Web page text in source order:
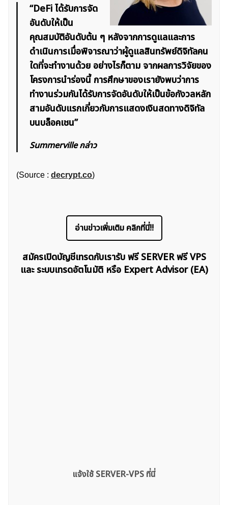
ค้นหา
สำหรับ:
“DeFi ได้รับการจัด
อันดับให้เป็น
คุณสมบัติอันดับต้น ๆ หลังจากการดูแลและการ
ดำเนินการเมื่อพิจารณาว่าผู้ดูแลสินทรัพย์ดิจิทัลคน
ใดที่จะทำงานด้วย อย่างไรก็ตาม จากผลการวิจัยของ
โครงการนำร่องนี้ การศึกษาของเรายังพบว่าการ
ทำงานร่วมกันได้รับการจัดอันดับให้เป็นข้อกังวลหลัก
สามอันดับแรกเกี่ยวกับการแสดงเงินสดทางดิจิทัล
บนบล็อคเชน”
Summerville กล่าว
(Source : decrypt.co)
อ่านข่าวเพิ่มเติม คลิกที่นี่!!
สมัครเปิดบัญชีเทรดกับเรารับ ฟรี SERVER ฟรี VPS
และ ระบบเทรดอัตโนมัติ หรือ Expert Advisor (EA)
แจ้งใช้ SERVER-VPS ที่นี่